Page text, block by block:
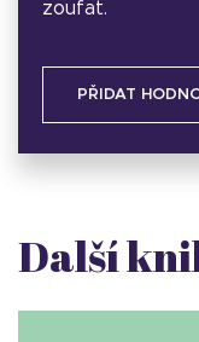
zoufat.
PŘIDAT
Další